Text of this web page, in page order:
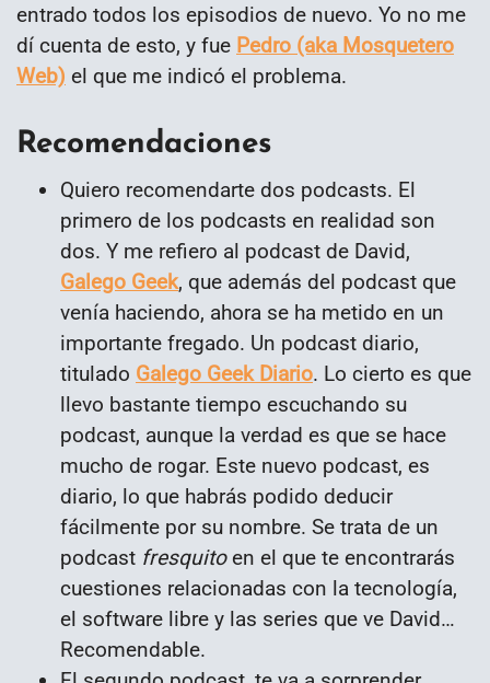
entrado todos los episodios de nuevo. Yo no me
dí cuenta de esto, y fue Pedro (aka Mosquetero
Web) el que me indicó el problema.
Recomendaciones
Quiero recomendarte dos podcasts. El
primero de los podcasts en realidad son
dos. Y me refiero al podcast de David,
Galego Geek, que además del podcast que
venía haciendo, ahora se ha metido en un
importante fregado. Un podcast diario,
titulado Galego Geek Diario. Lo cierto es que
llevo bastante tiempo escuchando su
podcast, aunque la verdad es que se hace
mucho de rogar. Este nuevo podcast, es
diario, lo que habrás podido deducir
fácilmente por su nombre. Se trata de un
podcast fresquitoen el que te encontrarás
cuestiones relacionadas con la tecnología,
el software libre y las series que ve David…
Recomendable.